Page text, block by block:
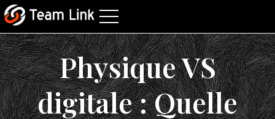
Physique VS
digitale : Quelle